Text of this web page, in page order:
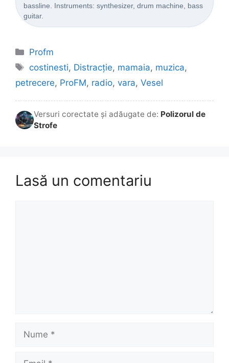
bassline. Instruments: synthesizer, drum machine, bass
guitar.
Categorii
Profm
Etichete
costinesti, Distracție, mamaia, muzica,
petrecere, ProFM, radio, vara, Vesel
Versuri corectate și adăugate de: Polizorul de
Strofe
Lasă un comentariu
Nume
Email